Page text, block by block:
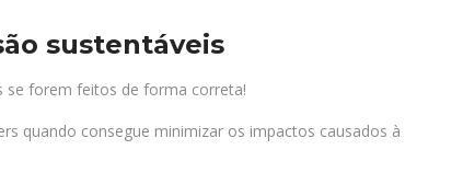
sustentáveis
se forem feitos de forma correta!
quando consegue minimizar os impactos causados à